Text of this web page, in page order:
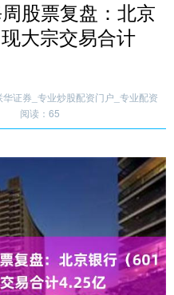
股票复盘：北京
大宗交易合计
华证券_专业炒股配资门户_专业配资
阅读：65